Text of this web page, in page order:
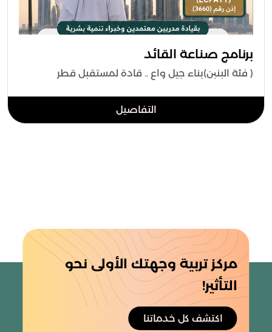
برنامج صناعة القائد
( فئة البنبن)بناء جيل واع .. قادة لمستقبل قطر
التفاصيل
مركز تربية وجهتك الأولى نحو
التأثير!
اكتشف كل خدماتنا